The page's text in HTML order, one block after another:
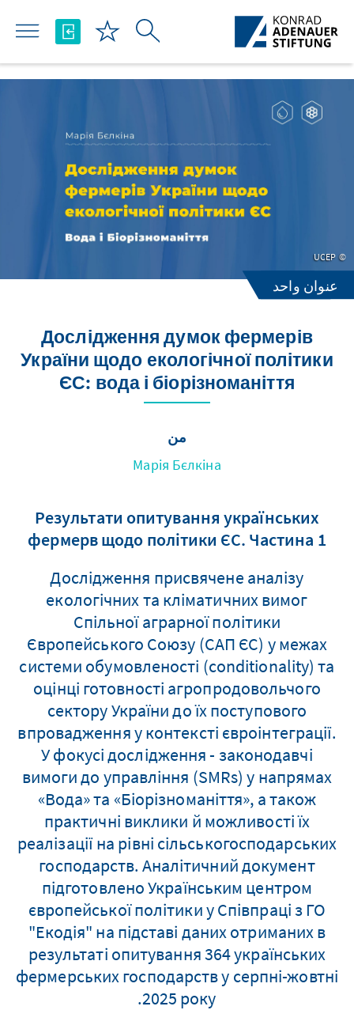
تخطي إلى المحتوى الرئيسي
عنوان واحد
Дослідження думок фермерів
України щодо екологічної політики
ЄС: вода і біорізноманіття
من
Марія Бєлкіна
Результати опитування українських
фермерв щодо політики ЄС. Частина 1
Дослідження присвячене аналізу
екологічних та кліматичних вимог
Спільної аграрної політики
Європейського Союзу (САП ЄС) у межах
системи обумовленості (conditionality) та
оцінці готовності агропродовольчого
сектору України до їх поступового
впровадження у контексті євроінтеграції.
У фокусі дослідження - законодавчі
вимоги до управління (SMRs) у напрямах
«Вода» та «Біорізноманіття», а також
практичні виклики й можливості їх
реалізації на рівні сільськогосподарських
господарств. Аналітичний документ
підготовлено Українським центром
європейської політики у Співпраці з ГО
"Екодія" на підставі даних отриманих в
результаті опитування 364 українських
фермерських господарств у серпні-жовтні
2025 року.